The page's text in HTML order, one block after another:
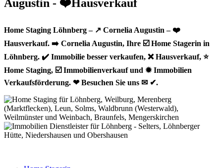
Home Staging Löhnberg – ↗️ Cornelia Augustin – ❤️
Hausverkauf. ➡️ Cornelia Augustin, Ihre ☑️ Home Stagerin in
Löhnberg. ✔️ Immobilie besser verkaufen, ❌ Hausverkauf, ⭐
Home Staging, ☑️ Immobilienverkauf und ✹ Immobilien
Verkaufsförderung. ❤ Besuchen Sie uns ✉ ✔.